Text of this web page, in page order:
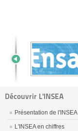
Découvrir L'INSEA
Présentation de l'INSEA
L'INSEA en chiffres